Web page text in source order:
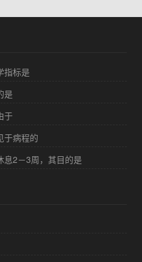
指标是
是
于
于病程的
息2－3周，其目的是